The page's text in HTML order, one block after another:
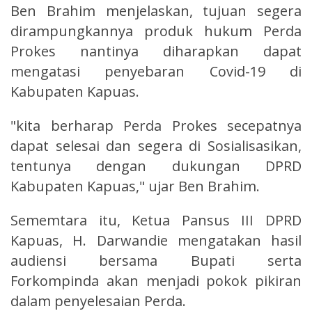
Ben Brahim menjelaskan, tujuan segera
dirampungkannya produk hukum Perda
Prokes nantinya diharapkan dapat
mengatasi penyebaran Covid-19 di
Kabupaten Kapuas.
"kita berharap Perda Prokes secepatnya
dapat selesai dan segera di Sosialisasikan,
tentunya dengan dukungan DPRD
Kabupaten Kapuas," ujar Ben Brahim.
Sememtara itu, Ketua Pansus III DPRD
Kapuas, H. Darwandie mengatakan hasil
audiensi bersama Bupati serta
Forkompinda akan menjadi pokok pikiran
dalam penyelesaian Perda.